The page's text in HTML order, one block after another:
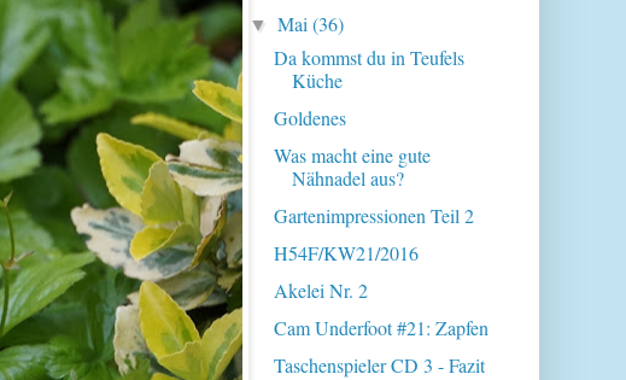
▼Mai(36)
Da kommst du in Teufels
Küche
Goldenes
Was macht eine gute
Nähnadel aus?
Gartenimpressionen Teil 2
H54F/KW21/2016
Akelei Nr. 2
Cam Underfoot #21: Zapfen
Taschenspieler CD 3 - Fazit